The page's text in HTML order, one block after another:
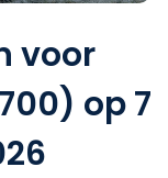
voor
op 7